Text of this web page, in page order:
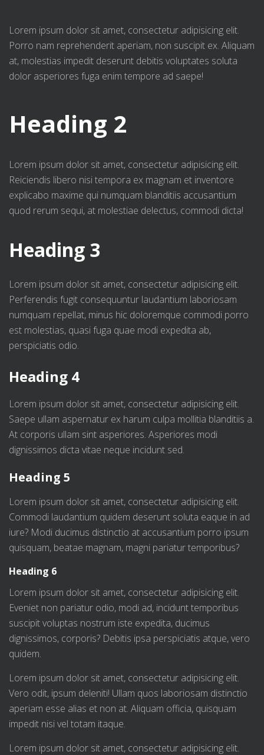
Lorem ipsum dolor sit amet, consectetur adipisicing elit.
Porro nam reprehenderit aperiam, non suscipit ex. Aliquam
at, molestias impedit deserunt debitis voluptates soluta
dolor asperiores fuga enim tempore ad saepe!
Heading 2
Lorem ipsum dolor sit amet, consectetur adipisicing elit.
Reiciendis libero nisi tempora ex magnam et inventore
explicabo maxime qui numquam blanditiis accusantium
quod rerum sequi, at molestiae delectus, commodi dicta!
Heading 3
Lorem ipsum dolor sit amet, consectetur adipisicing elit.
Perferendis fugit consequuntur laudantium laboriosam
numquam repellat, minus hic doloremque commodi porro
est molestias, quasi fuga quae modi expedita ab,
perspiciatis odio.
Heading 4
Lorem ipsum dolor sit amet, consectetur adipisicing elit.
Saepe ullam aspernatur ex harum culpa mollitia blanditiis a.
At corporis ullam sint asperiores. Asperiores modi
dignissimos dicta vitae neque incidunt sed.
Heading 5
Lorem ipsum dolor sit amet, consectetur adipisicing elit.
Commodi laudantium quidem deserunt soluta eaque in ad
iure? Modi ducimus distinctio at accusantium porro ipsum
quisquam, beatae magnam, magni pariatur temporibus?
Heading 6
Lorem ipsum dolor sit amet, consectetur adipisicing elit.
Eveniet non pariatur odio, modi ad, incidunt temporibus
suscipit voluptas nostrum iste expedita, ducimus
dignissimos, corporis? Debitis ipsa perspiciatis atque, vero
quidem.
Lorem ipsum dolor sit amet, consectetur adipisicing elit.
Vero odit, ipsum deleniti! Ullam quos laboriosam distinctio
aperiam esse alias et non at. Aliquam officia, quisquam
impedit nisi vel totam itaque.
Lorem ipsum dolor sit amet, consectetur adipisicing elit.